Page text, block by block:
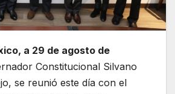
a 29 de agosto de
Constitucional Silvano
se reunió este día con el